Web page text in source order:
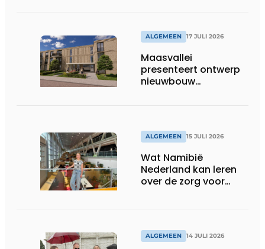
ALGEMEEN 17 JULI 2026
Maasvallei
presenteert ontwerp
nieuwbouw
ALGEMEEN 15 JULI 2026
Wat Namibië
Nederland kan leren
over de zorg voor
ALGEMEEN 14 JULI 2026